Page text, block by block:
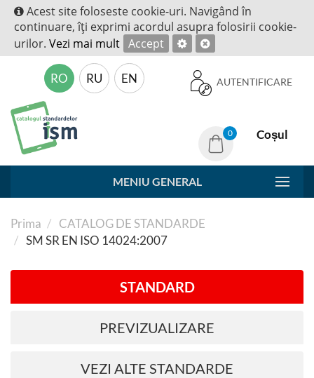
Acest site foloseste cookie-uri. Navigând în
continuare, îţi exprimi acordul asupra folosirii cookie-
urilor. Vezi mai mult Accept
AUTENTIFICARE
RO RU EN
0 Coșul
MENIU GENERAL
Prima
CATALOG DE STANDARDE
SM SR EN ISO 14024:2007
STANDARD
PREVIZUALIZARE
VEZI ALTE STANDARDE